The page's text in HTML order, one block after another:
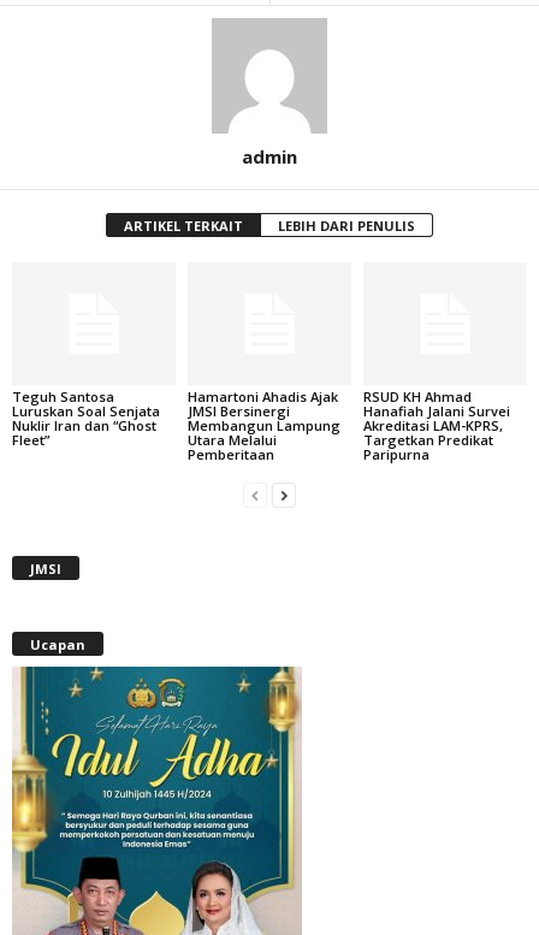
admin
ARTIKEL TERKAIT LEBIH DARI PENULIS
Teguh Santosa
Luruskan Soal Senjata
Nuklir Iran dan “Ghost
Fleet”
Hamartoni Ahadis Ajak
JMSI Bersinergi
Membangun Lampung
Utara Melalui
Pemberitaan
RSUD KH Ahmad
Hanafiah Jalani Survei
Akreditasi LAM-KPRS,
Targetkan Predikat
Paripurna
JMSI
Ucapan